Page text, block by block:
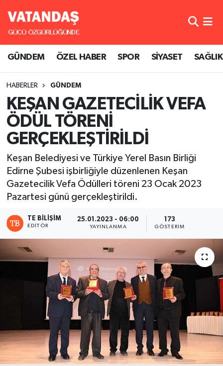
GÜNDEM ÖZEL HABER SPOR SİYASET SAĞLIK
HABERLER GÜNDEM
KEŞAN GAZETECİLİK VEFA
ÖDÜL TÖRENİ
GERÇEKLEŞTİRİLDİ
Keşan Belediyesi ve Türkiye Yerel Basın Birliği
Edirne Şubesi işbirliğiyle düzenlenen Keşan
Gazetecilik Vefa Ödülleri töreni 23 Ocak 2023
Pazartesi günü gerçekleştirildi.
TE BILIŞIM
EDITÖR
25.01.2023 - 06:00
YAYINLANMA
173
GÖSTERIM
GÜNDEM
SPOR
SİYASET
SAĞLIK
Hava Durumu
Süper Lig Puan Durumu ve Fikstür
Tüm Manşetler
Son Dakika Haberleri
Haber Arşivi